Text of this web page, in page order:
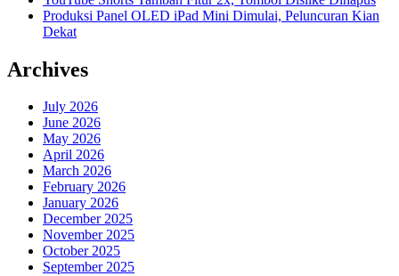
Produksi Panel OLED iPad Mini Dimulai, Peluncuran Kian
Dekat
Archives
July 2026
June 2026
May 2026
April 2026
March 2026
February 2026
January 2026
December 2025
November 2025
October 2025
September 2025